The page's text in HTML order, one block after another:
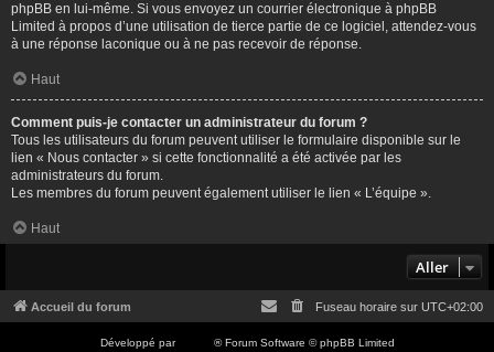
phpBB en lui-même. Si vous envoyez un courrier électronique à phpBB
Limited à propos d’une utilisation de tierce partie de ce logiciel, attendez-vous
à une réponse laconique ou à ne pas recevoir de réponse.
Haut
Comment puis-je contacter un administrateur du forum ?
Tous les utilisateurs du forum peuvent utiliser le formulaire disponible sur le
lien « Nous contacter » si cette fonctionnalité a été activée par les
administrateurs du forum.
Les membres du forum peuvent également utiliser le lien « L’équipe ».
Haut
Aller
Accueil du forum Fuseau horaire sur UTC+02:00
Développé par ® Forum Software © phpBB Limited